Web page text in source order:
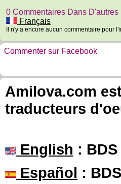
0 Commentaires Dans D'autres
Français
Il n'y a encore aucun commentaire pour
Commenter sur Facebook
Amilova.com
traducteurs
English : BDS
Español :